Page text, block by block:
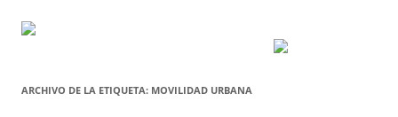
ARCHIVO DE LA ETIQUETA: MOVILIDAD URBANA